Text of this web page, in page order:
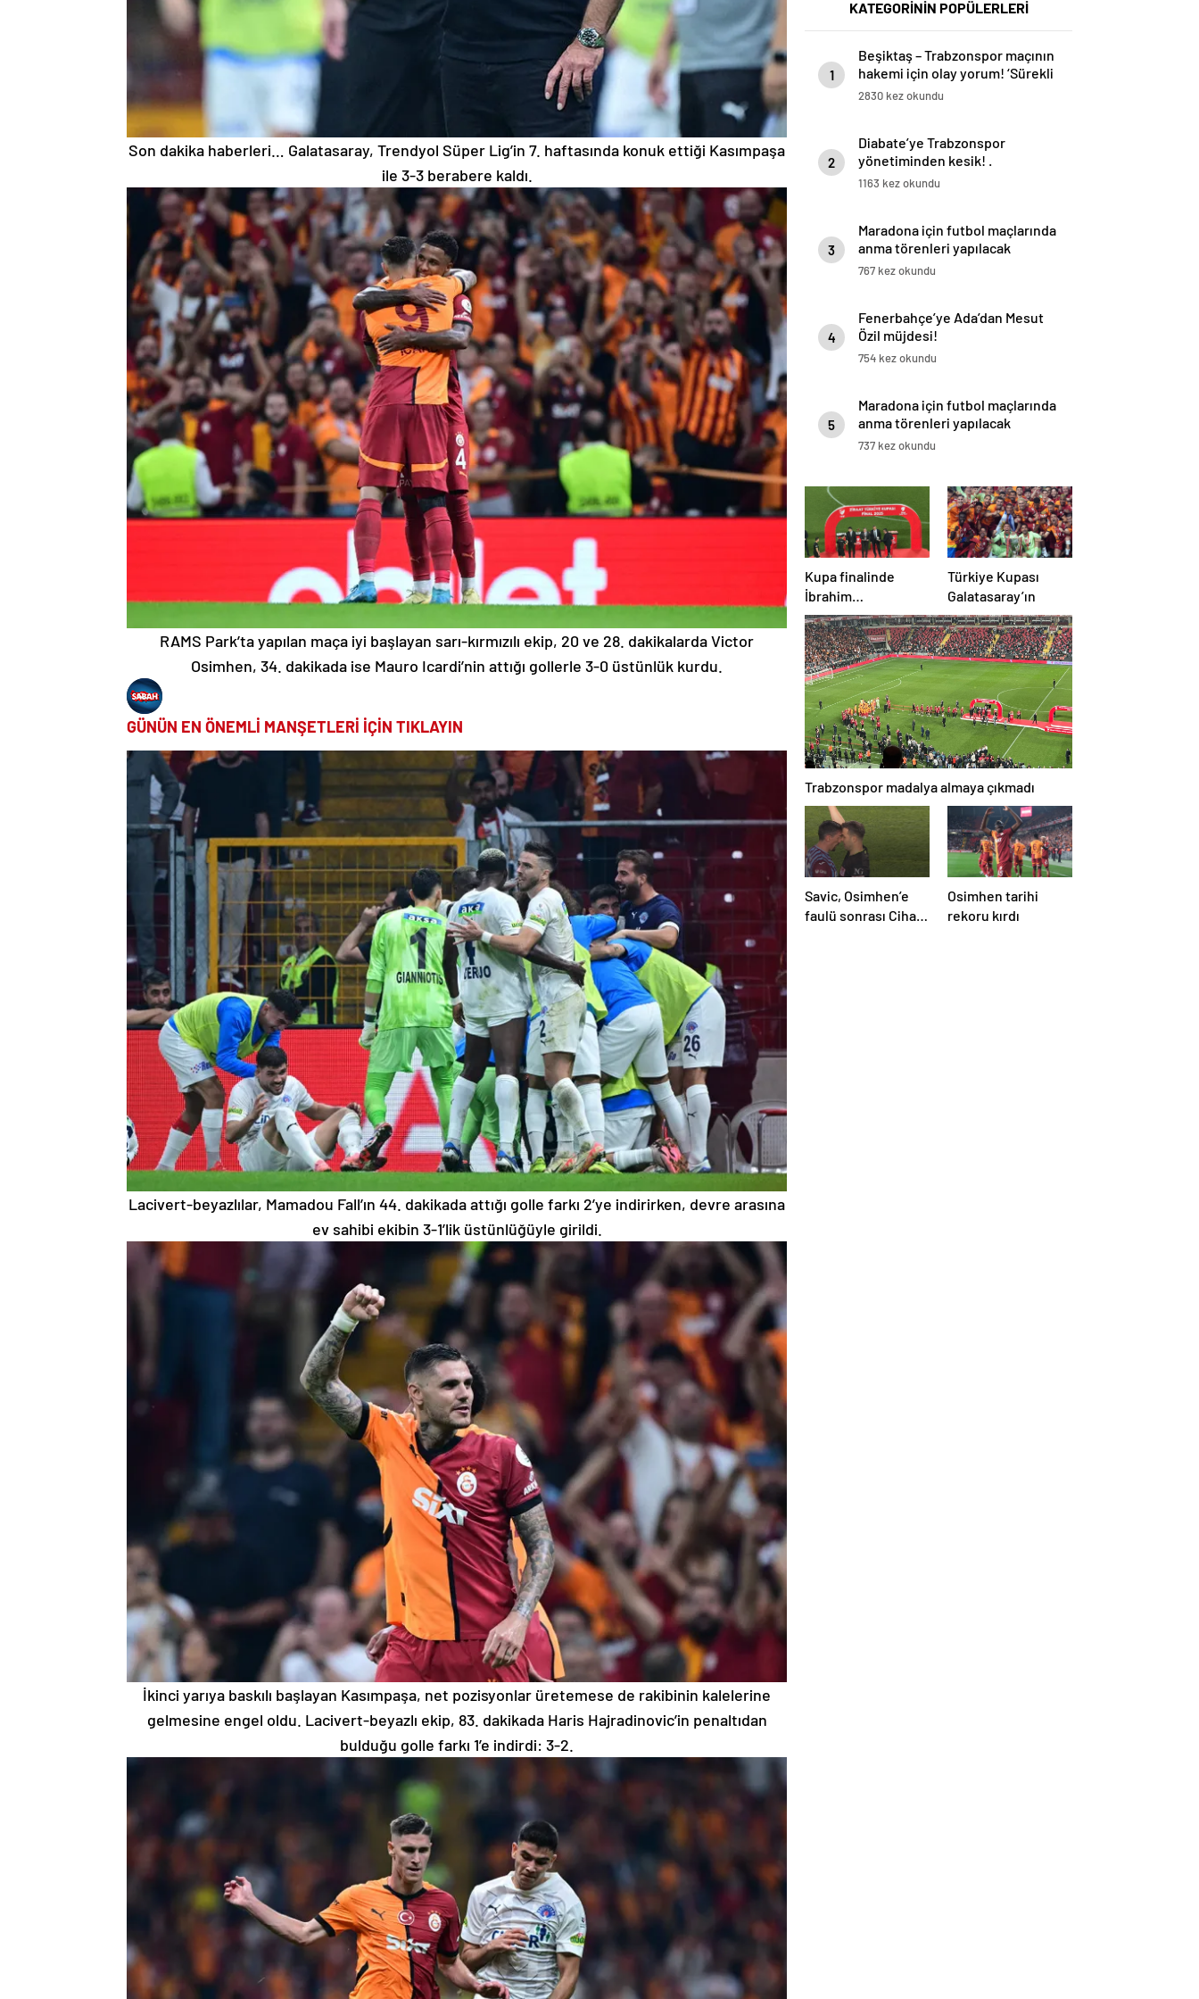
Son dakika haberleri… Galatasaray, Trendyol Süper Lig’in 7. haftasında konuk ettiği Kasımpaşa
ile 3-3 berabere kaldı.
RAMS Park’ta yapılan maça iyi başlayan sarı-kırmızılı ekip, 20 ve 28. dakikalarda Victor
Osimhen, 34. dakikada ise Mauro Icardi’nin attığı gollerle 3-0 üstünlük kurdu.
GÜNÜN EN ÖNEMLİ MANŞETLERİ İÇİN TIKLAYIN
Lacivert-beyazlılar, Mamadou Fall’ın 44. dakikada attığı golle farkı 2’ye indirirken, devre arasına
ev sahibi ekibin 3-1’lik üstünlüğüyle girildi.
İkinci yarıya baskılı başlayan Kasımpaşa, net pozisyonlar üretemese de rakibinin kalelerine
gelmesine engel oldu. Lacivert-beyazlı ekip, 83. dakikada Haris Hajradinovic’in penaltıdan
bulduğu golle farkı 1’e indirdi: 3-2.
KATEGORİNİN POPÜLERLERİ
1
Beşiktaş – Trabzonspor maçının
hakemi için olay yorum! ‘Sürekli
kambur bir şekilde’
2830 kez okundu
2
Diabate’ye Trabzonspor
yönetiminden kesik! .
1163 kez okundu
3
Maradona için futbol maçlarında
anma törenleri yapılacak
767 kez okundu
4
Fenerbahçe’ye Ada’dan Mesut
Özil müjdesi!
754 kez okundu
5
Maradona için futbol maçlarında
anma törenleri yapılacak
737 kez okundu
Kupa finalinde
İbrahim
Hacıosmanoğlu’na
şok protesto!
Türkiye Kupası
Galatasaray’ın
Trabzonspor madalya almaya çıkmadı
Savic, Osimhen’e
faulü sonrası Cihan
Osimhen tarihi
rekoru kırdı